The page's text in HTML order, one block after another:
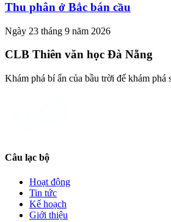
Thu phân ở Bắc bán cầu
Ngày 23 tháng 9 năm 2026
CLB Thiên văn học Đà Nẵng
Khám phá bí ẩn của bầu trời để khám phá
Câu lạc bộ
Hoạt động
Tin tức
Kế hoạch
Giới thiệu